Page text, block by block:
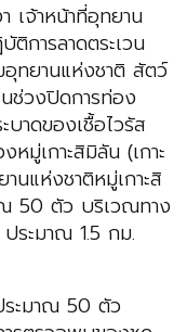
เจ้าหน้าที่อุทยาน
การลาดตระเวน
ทยานแห่งชาติ สัตว์
ช่วงปิดการท่อง
บาดของเชื้อไวรัส
หมู่เกาะสิมิลัน (เกาะ
นแห่งชาติหมู่เกาะสิ
50 ตัว บริเวณทาง
ระมาณ 1.5 กม.
ะมาณ 50 ตัว